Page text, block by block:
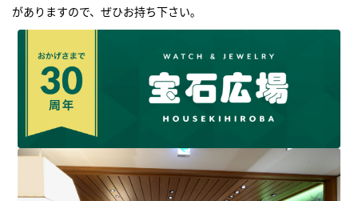
がありますので、ぜひお持ち下さい｡